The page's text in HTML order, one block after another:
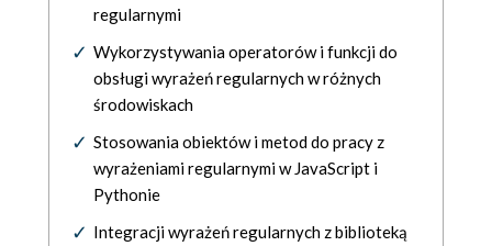
regularnymi
Wykorzystywania operatorów i funkcji do
obsługi wyrażeń regularnych w różnych
środowiskach
Stosowania obiektów i metod do pracy z
wyrażeniami regularnymi w JavaScript i
Pythonie
Integracji wyrażeń regularnych z biblioteką